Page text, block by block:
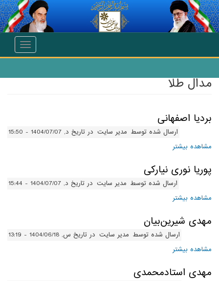
انتقال به محتوای اصلی
Toggle
مدال طلا
بردیا اصفهانی
ارسال شده توسط مدیر سایت در تاریخ د, 1404/07/07 - 15:50
مشاهده بیشتر
پوریا نوری نیارکی
ارسال شده توسط مدیر سایت در تاریخ د, 1404/07/07 - 15:44
مشاهده بیشتر
مهدی شیرین‌بیان
ارسال شده توسط مدیر سایت در تاریخ س, 1404/06/18 - 13:19
مشاهده بیشتر
مهدی استادمحمدی